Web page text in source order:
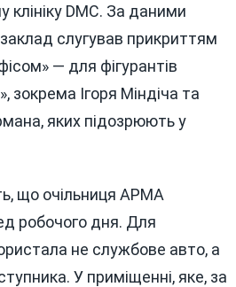
клініку DMC. За даними
слугував прикриттям
— для фігурантів
зокрема Ігоря Міндіча та
яких підозрюють у
що очільниця АРМА
робочого дня. Для
не службове авто, а
У приміщенні, яке, за